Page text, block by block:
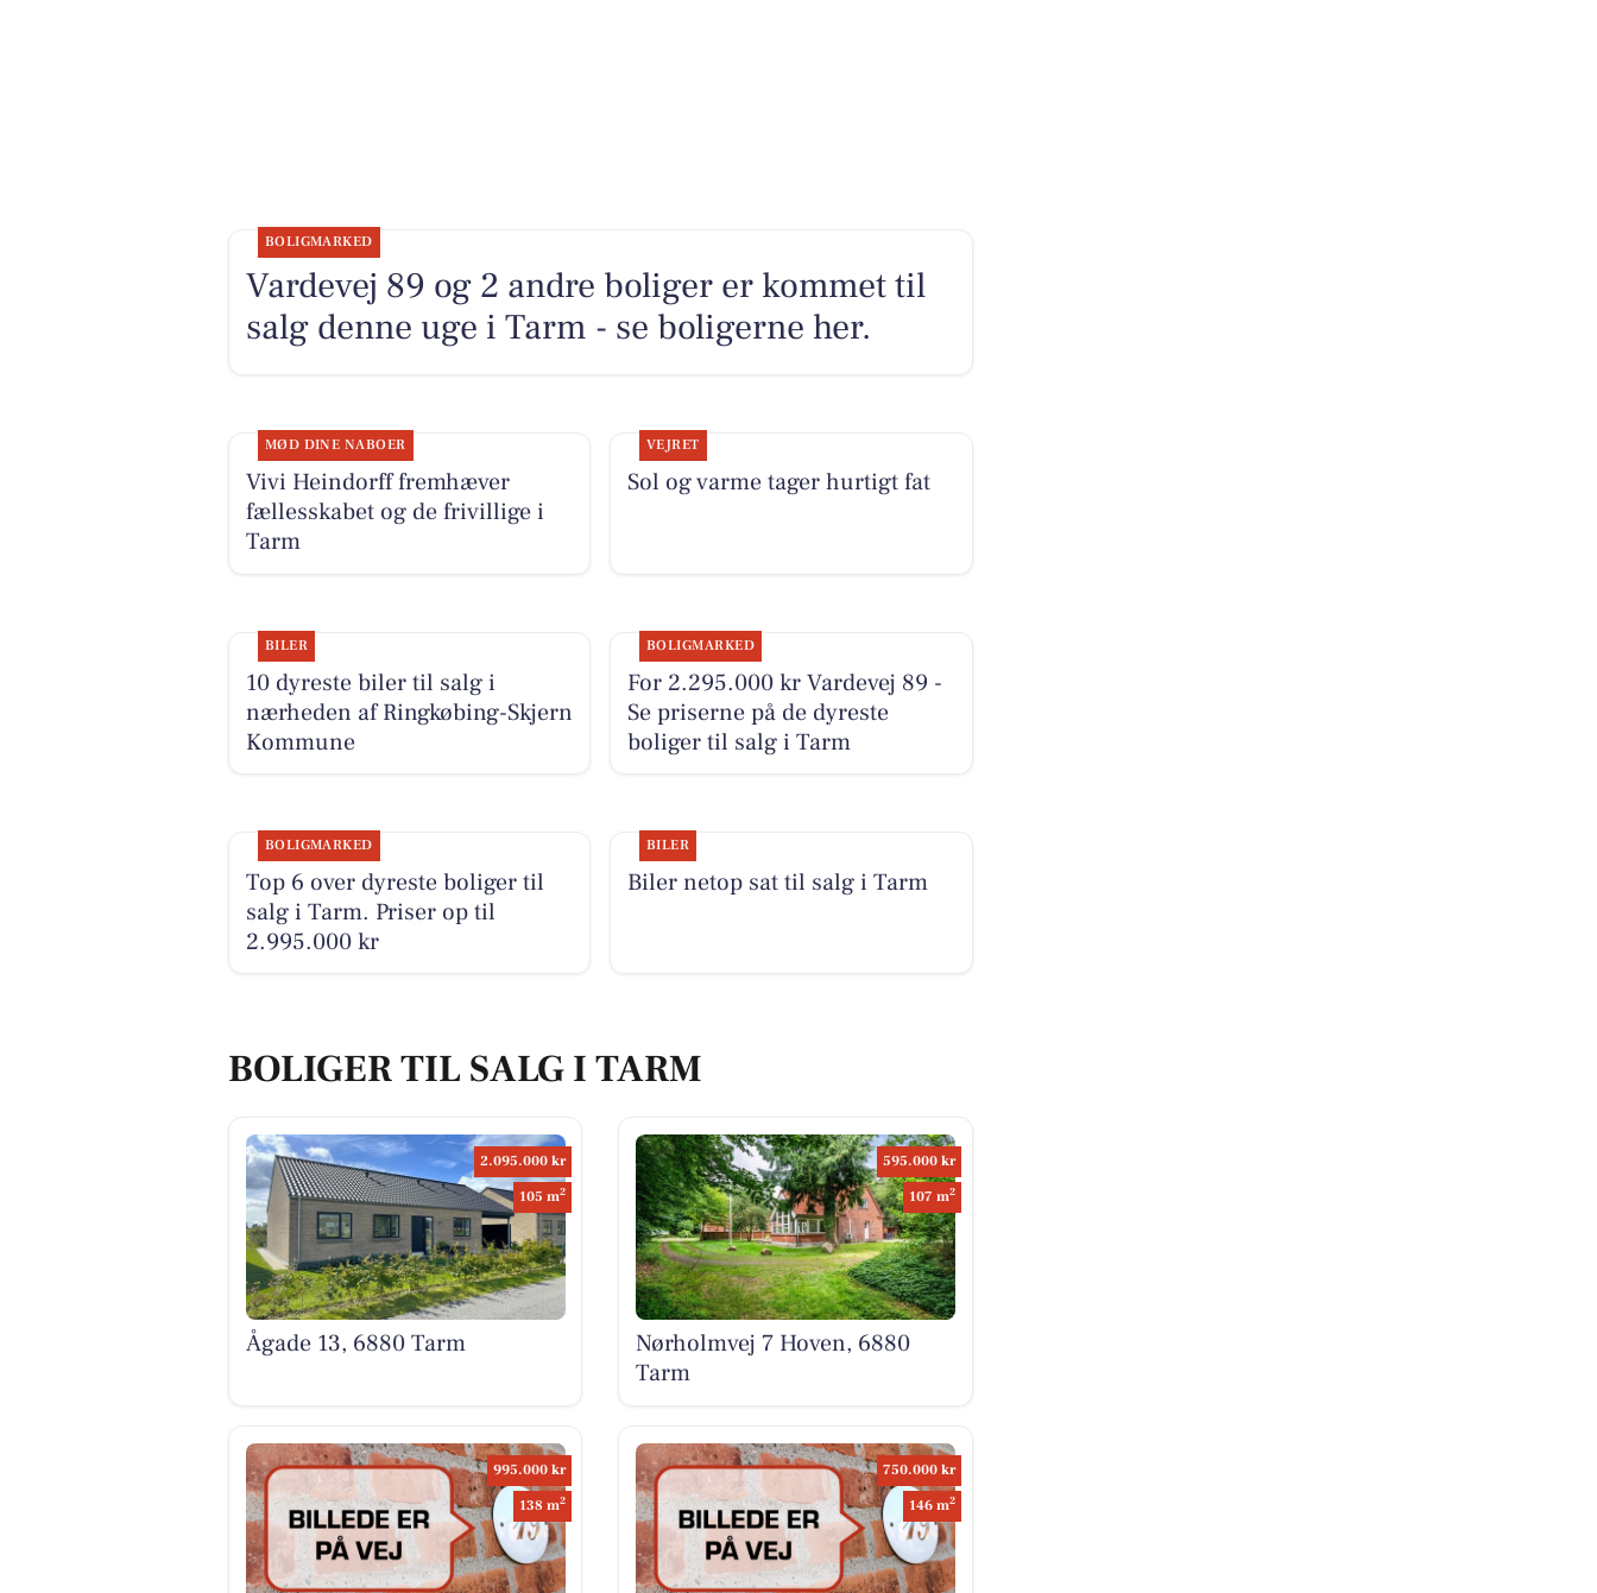
BOLIGMARKED
Vardevej 89 og 2 andre boliger er kommet til
salg denne uge i Tarm - se boligerne her.
MØD DINE NABOER
Vivi Heindorff fremhæver
fællesskabet og de frivillige i
Tarm
VEJRET
Sol og varme tager hurtigt fat
BILER
10 dyreste biler til salg i
nærheden af Ringkøbing-Skjern
Kommune
BOLIGMARKED
For 2.295.000 kr Vardevej 89 -
Se priserne på de dyreste
boliger til salg i Tarm
BOLIGMARKED
Top 6 over dyreste boliger til
salg i Tarm. Priser op til
2.995.000 kr
BILER
Biler netop sat til salg i Tarm
BOLIGER TIL SALG I TARM
2.095.000 kr
105 m2
Ågade 13, 6880 Tarm
595.000 kr
107 m2
Nørholmvej 7 Hoven, 6880
Tarm
995.000 kr
138 m2
750.000 kr
146 m2